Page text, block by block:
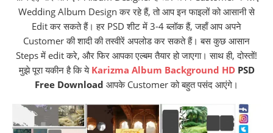
Wedding Album Design कर रहे हैं, तो आप इन फाइलों को आसानी से
Edit कर सकते हैं। हर PSD शीट में 3-4 ब्लॉक हैं, जहाँ आप अपने
Customer की शादी की तस्वीरें अपलोड कर सकते हैं। बस कुछ आसान
Steps में edit करे, और फिर आपका एल्बम तैयार हो जाएगा। साथ ही, दोस्तों!
मुझे पूरा यकीन है कि ये Karizma Album Background HDPSD
Free Download आपके Customer को बहुत पसंद आएंगे।